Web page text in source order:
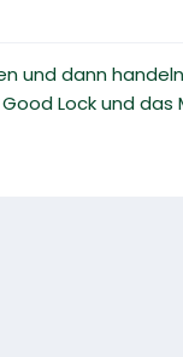
und dann
Lock und das